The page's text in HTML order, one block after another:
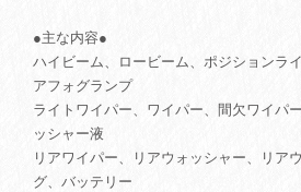
●主な内容●
ハイビーム、ロービーム、ポジションラ
アフォグランプ
ライトワイパー、ワイパー、間欠ワイパ
ッシャー液
リアワイパー、リアウォッシャー、リア
グ、バッテリー